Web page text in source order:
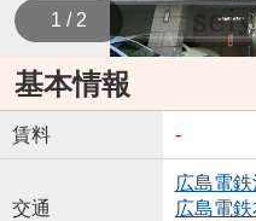
1 / 2
基本情報
賃料 -
交通
広島電
広島電